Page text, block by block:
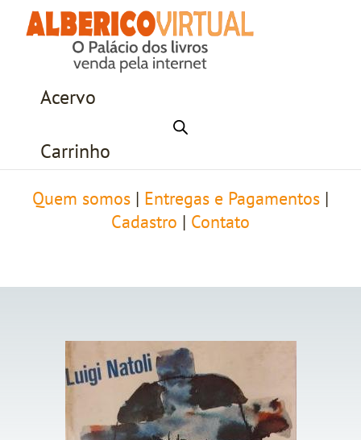
Acervo
Carrinho
Quem somos Entregas e Pagamentos
Cadastro
Contato